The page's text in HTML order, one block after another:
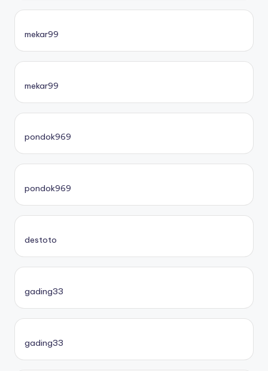
mekar99
mekar99
pondok969
pondok969
destoto
gading33
gading33